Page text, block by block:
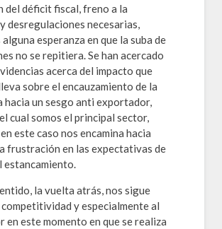
del déficit fiscal, freno a la
desregulaciones necesarias,
esperanza en que la suba de
no se repitiera. Se han acercado
acerca del impacto que
sobre el encauzamiento de la
hacia un sesgo anti exportador,
cual somos el principal sector,
este caso nos encamina hacia
frustración en las expectativas de
estancamiento.
la vuelta atrás, nos sigue
y especialmente al
en este momento en que se realiza